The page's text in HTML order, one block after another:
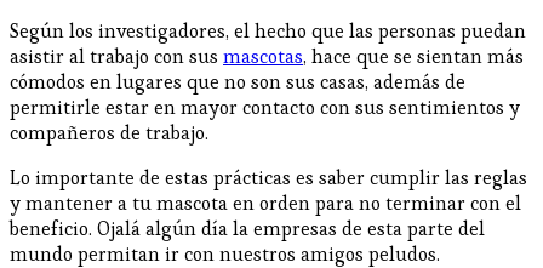
Según los investigadores, el hecho que las personas puedan
asistir al trabajo con sus mascotas, hace que se sientan más
cómodos en lugares que no son sus casas, además de
permitirle estar en mayor contacto con sus sentimientos y
compañeros de trabajo.
Lo importante de estas prácticas es saber cumplir las reglas
y mantener a tu mascota en orden para no terminar con el
beneficio. Ojalá algún día la empresas de esta parte del
mundo permitan ir con nuestros amigos peludos.